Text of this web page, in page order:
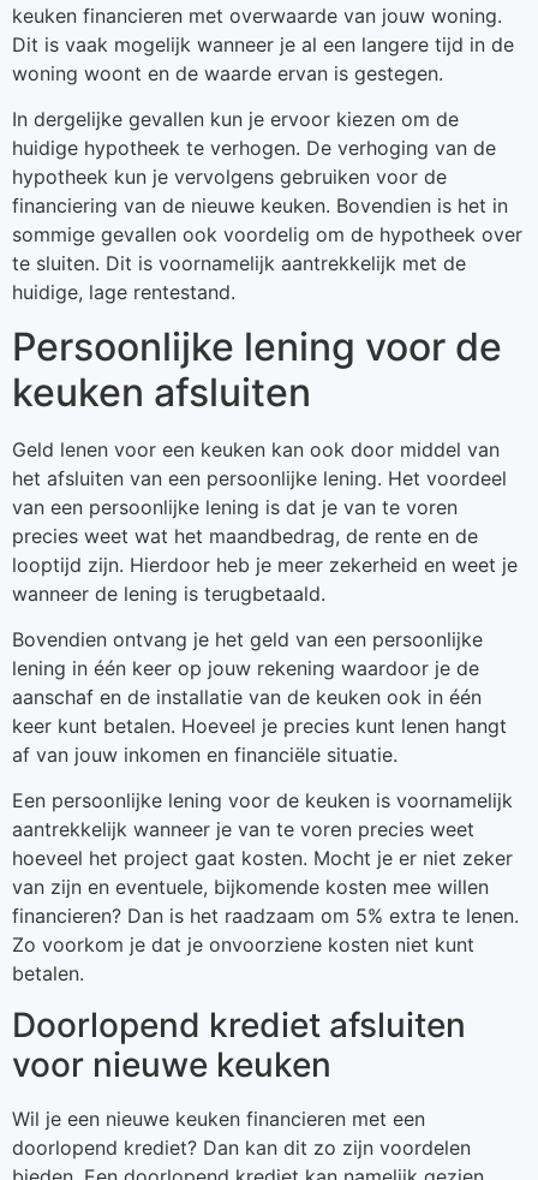
keuken financieren met overwaarde van jouw woning.
Dit is vaak mogelijk wanneer je al een langere tijd in de
woning woont en de waarde ervan is gestegen.
In dergelijke gevallen kun je ervoor kiezen om de
huidige hypotheek te verhogen. De verhoging van de
hypotheek kun je vervolgens gebruiken voor de
financiering van de nieuwe keuken. Bovendien is het in
sommige gevallen ook voordelig om de hypotheek over
te sluiten. Dit is voornamelijk aantrekkelijk met de
huidige, lage rentestand.
Persoonlijke lening voor de
keuken afsluiten
Geld lenen voor een keuken kan ook door middel van
het afsluiten van een persoonlijke lening. Het voordeel
van een persoonlijke lening is dat je van te voren
precies weet wat het maandbedrag, de rente en de
looptijd zijn. Hierdoor heb je meer zekerheid en weet je
wanneer de lening is terugbetaald.
Bovendien ontvang je het geld van een persoonlijke
lening in één keer op jouw rekening waardoor je de
aanschaf en de installatie van de keuken ook in één
keer kunt betalen. Hoeveel je precies kunt lenen hangt
af van jouw inkomen en financiële situatie.
Een persoonlijke lening voor de keuken is voornamelijk
aantrekkelijk wanneer je van te voren precies weet
hoeveel het project gaat kosten. Mocht je er niet zeker
van zijn en eventuele, bijkomende kosten mee willen
financieren? Dan is het raadzaam om 5% extra te lenen.
Zo voorkom je dat je onvoorziene kosten niet kunt
betalen.
Doorlopend krediet afsluiten
voor nieuwe keuken
Wil je een nieuwe keuken financieren met een
doorlopend krediet? Dan kan dit zo zijn voordelen